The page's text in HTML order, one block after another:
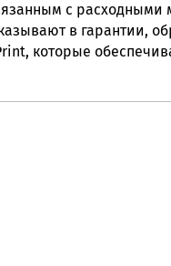
с расходными
в гарантии,
которые